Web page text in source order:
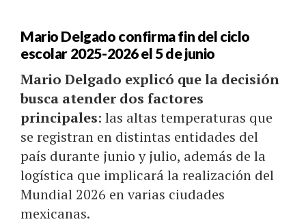
Mario Delgado confirma fin del ciclo
escolar 2025-2026 el 5 de junio
Mario Delgado explicó que la decisión
busca atender dos factores
principales: las altas temperaturas que
se registran en distintas entidades del
país durante junio y julio, además de la
logística que implicará la realización del
Mundial 2026 en varias ciudades
mexicanas.